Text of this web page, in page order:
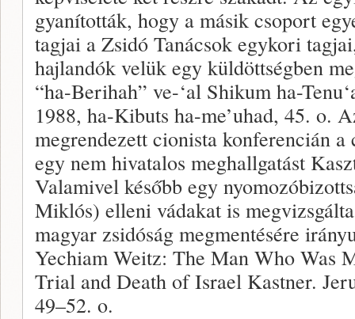
gyanították, hogy a másik csoport
tagjai a Zsidó Tanácsok egykori
hajlandók velük egy küldöttségben
“ha-Berihah” ve-‘al Shikum ha-
1988, ha-Kibuts ha-me’uhad, 45. o.
megrendezett cionista konferencián
egy nem hivatalos meghallgatást
Valamivel később egy
Miklós) elleni vádakat is
magyar zsidóság megmentésére
Yechiam Weitz: The Man Who Was
Trial and Death of Israel Kastner.
49–52. o.